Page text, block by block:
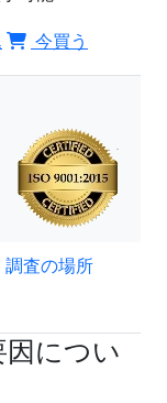
今買う
調査の場所
につい